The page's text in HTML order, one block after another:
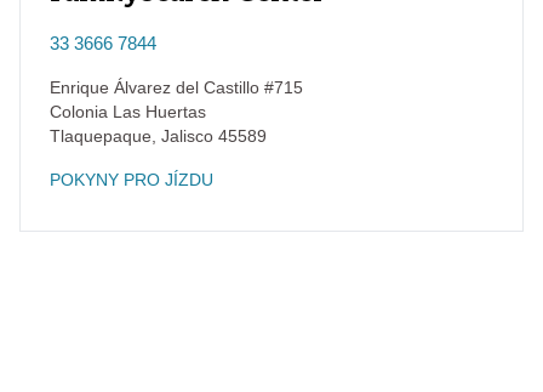
33 3666 7844
Enrique Álvarez del Castillo #715
Colonia Las Huertas
Tlaquepaque Jalisco 45589
POKYNY PRO JÍZDU